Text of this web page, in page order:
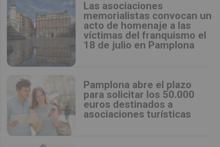
Las asociaciones
memorialistas convocan un
acto de homenaje a las
víctimas del franquismo el
18 de julio en Pamplona
Pamplona abre el plazo
para solicitar los 50.000
euros destinados a
asociaciones turísticas